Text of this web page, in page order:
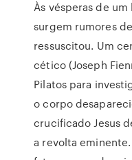
Às vésperas de
surgem rumores
ressuscitou. Um
cético (Joseph
Pilatos para
o corpo
crucificado Jesus
a revolta